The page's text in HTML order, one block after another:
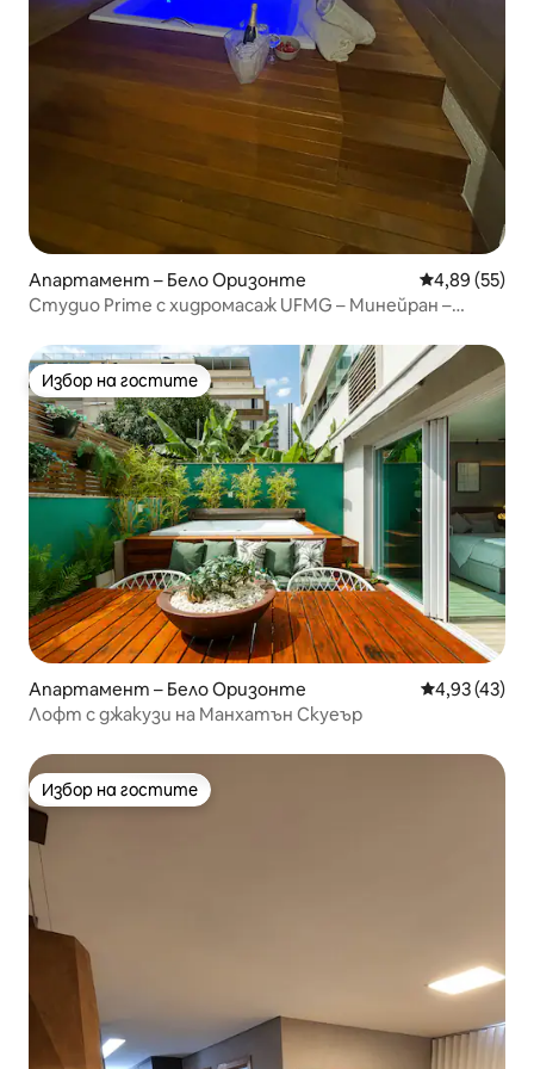
Апартамент – Бело Оризонте Средна
4,89 (55)
Студио Prime с хидромасаж UFMG – Минейран –
Избор на гостите
Избор на гостите
Апартамент – Бело Оризонте Средна
4,93 (43)
Лофт с джакузи на Манхатън Скуеър
Избор на гостите
Избор на гостите